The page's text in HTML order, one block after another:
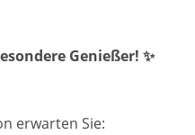
Genießer! ✨
erwarten Sie: